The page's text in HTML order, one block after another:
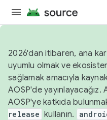
2026'dan itibaren, ana
uyumlu olmak ve
sağlamak amacıyla
AOSP'de
AOSP'ye katkıda
release kullanın.